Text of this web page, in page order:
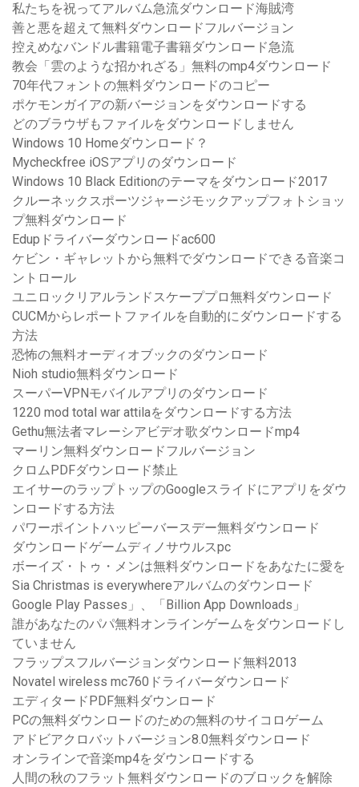
私たちを祝ってアルバム急流ダウンロード海賊湾
善と悪を超えて無料ダウンロードフルバージョン
控えめなバンドル書籍電子書籍ダウンロード急流
教会「雲のような招かれざる」無料のmp4ダウンロード
70年代フォントの無料ダウンロードのコピー
ポケモンガイアの新バージョンをダウンロードする
どのブラウザもファイルをダウンロードしません
Windows 10 Homeダウンロード？
Mycheckfree iOSアプリのダウンロード
Windows 10 Black Editionのテーマをダウンロード2017
クルーネックスポーツジャージモックアップフォトショッ
プ無料ダウンロード
Edupドライバーダウンロードac600
ケビン・ギャレットから無料でダウンロードできる音楽コ
ントロール
ユニロックリアルランドスケーププロ無料ダウンロード
CUCMからレポートファイルを自動的にダウンロードする
方法
恐怖の無料オーディオブックのダウンロード
Nioh studio無料ダウンロード
スーパーVPNモバイルアプリのダウンロード
1220 mod total war attilaをダウンロードする方法
Gethu無法者マレーシアビデオ歌ダウンロードmp4
マーリン無料ダウンロードフルバージョン
クロムPDFダウンロード禁止
エイサーのラップトップのGoogleスライドにアプリをダウ
ンロードする方法
パワーポイントハッピーバースデー無料ダウンロード
ダウンロードゲームディノサウルスpc
ボーイズ・トゥ・メンは無料ダウンロードをあなたに愛を
Sia Christmas is everywhereアルバムのダウンロード
Google Play Passes」、「Billion App Downloads」
誰があなたのパパ無料オンラインゲームをダウンロードし
ていません
フラップスフルバージョンダウンロード無料2013
Novatel wireless mc760ドライバーダウンロード
エディタードPDF無料ダウンロード
PCの無料ダウンロードのための無料のサイコロゲーム
アドビアクロバットバージョン8.0無料ダウンロード
オンラインで音楽mp4をダウンロードする
人間の秋のフラット無料ダウンロードのブロックを解除